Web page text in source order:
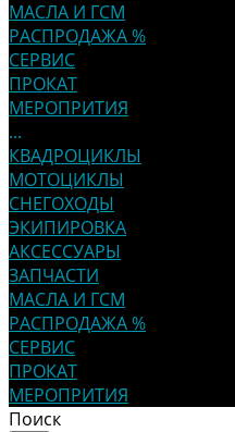
МАСЛА И ГСМ
РАСПРОДАЖА %
СЕРВИС
ПРОКАТ
МЕРОПРИТИЯ
...
КВАДРОЦИКЛЫ
МОТОЦИКЛЫ
СНЕГОХОДЫ
ЭКИПИРОВКА
АКСЕССУАРЫ
ЗАПЧАСТИ
МАСЛА И ГСМ
РАСПРОДАЖА %
СЕРВИС
ПРОКАТ
МЕРОПРИТИЯ
Поиск